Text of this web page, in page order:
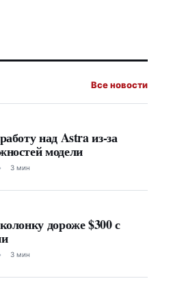
Все новости
над Astra из-за
модели
3 мин
дороже $300 с
3 мин